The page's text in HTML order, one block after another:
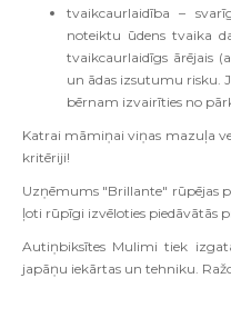
tvaikcaurlaidība –
noteiktu ūdens tvaika
tvaikcaurlaidīgs ārējais
un ādas izsutumu risku.
bērnam izvairīties no
Katrai māmiņai viņas mazuļa
kritēriji!
Uzņēmums "Brillante" rūpējas
ļoti rūpīgi izvēloties piedāvātās
Autiņbiksītes Mulimi tiek
japāņu iekārtas un tehniku.